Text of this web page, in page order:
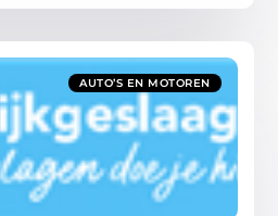
AUTO’S EN MOTOREN